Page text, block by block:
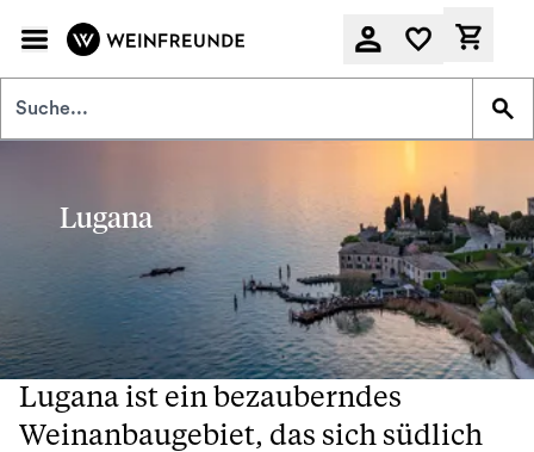
Lugana
Lugana ist ein bezauberndes
Weinanbaugebiet, das sich südlich